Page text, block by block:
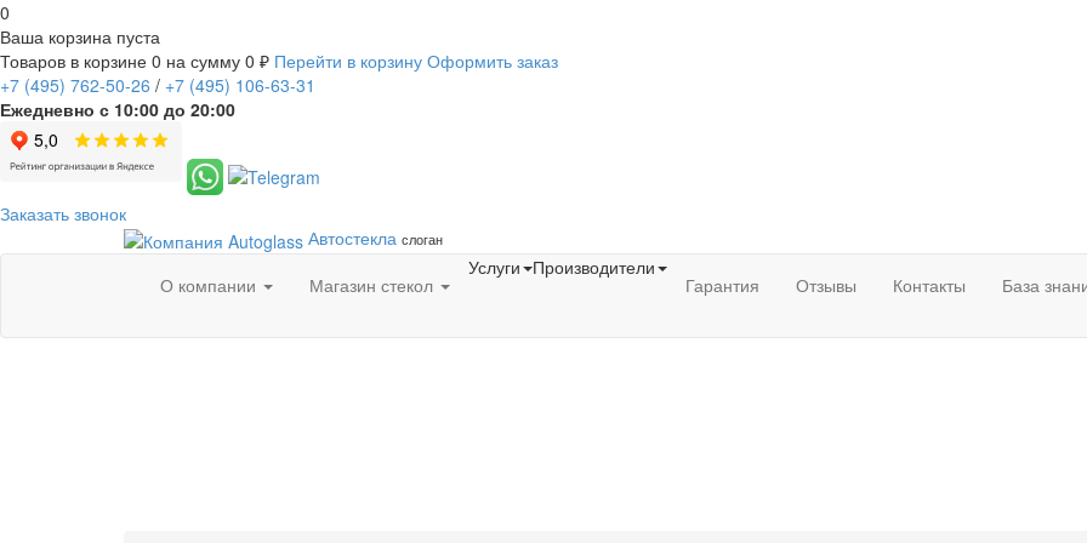
0
Ваша корзина пуста
Товаров в корзине 0 на сумму 0 ₽ Перейти в корзину Оформить заказ
+7 (495) 762-50-26 / +7 (495) 106-63-31
Ежедневно с 10:00 до 20:00
Заказать звонок
Автостекла слоган
О компании Магазин стекол
Услуги Производители
Гарантия Отзывы Контакты База